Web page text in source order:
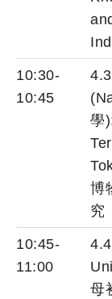
10:30-
10:45
學
博
究
10:45-
11:00
母